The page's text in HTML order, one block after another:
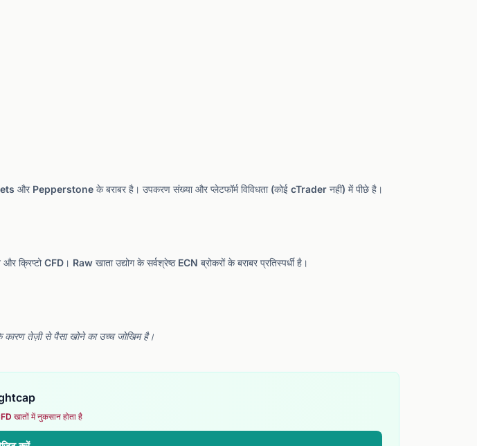
Pepperstone के बराबर है। उपकरण संख्या और प्लेटफॉर्म विविधता (कोई cTrader नहीं) में पीछे है।
CFD। Raw खाता उद्योग के सर्वश्रेष्ठ ECN ब्रोकरों के बराबर प्रतिस्पर्धी है।
तेज़ी से पैसा खोने का उच्च जोखिम है।
खातों में नुकसान होता है